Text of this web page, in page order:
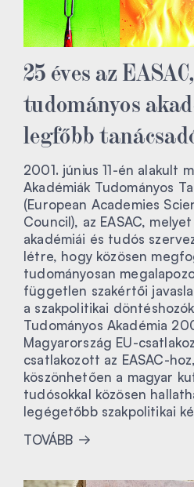
25 éves az
tudományos
legfőbb
2001. június 11-én alakult
Akadémiák Tudományos
(European Academies
Council), az EASAC,
akadémiái és tudós
létre, hogy közösen
tudományosan
független szakértői
a szakpolitikai
Tudományos Akadémia
Magyarország EU-
csatlakozott az EASAC-
köszönhetően a magyar
tudósokkal közösen
legégetőbb szakpolitikai
TOVÁBB